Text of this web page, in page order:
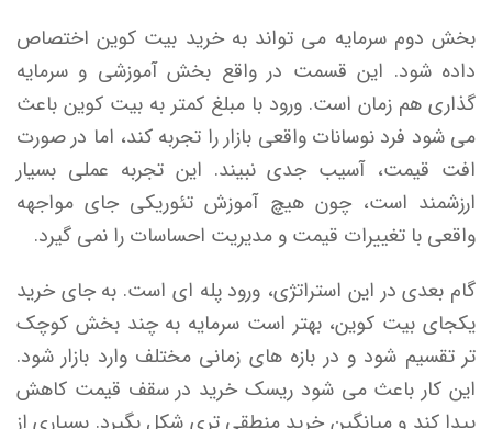
بخش دوم سرمایه می تواند به خرید بیت کوین اختصاص
داده شود. این قسمت در واقع بخش آموزشی و سرمایه
گذاری هم زمان است. ورود با مبلغ کمتر به بیت کوین باعث
می شود فرد نوسانات واقعی بازار را تجربه کند، اما در صورت
افت قیمت، آسیب جدی نبیند. این تجربه عملی بسیار
ارزشمند است، چون هیچ آموزش تئوریکی جای مواجهه
واقعی با تغییرات قیمت و مدیریت احساسات را نمی گیرد.
گام بعدی در این استراتژی، ورود پله ای است. به جای خرید
یکجای بیت کوین، بهتر است سرمایه به چند بخش کوچک
تر تقسیم شود و در بازه های زمانی مختلف وارد بازار شود.
این کار باعث می شود ریسک خرید در سقف قیمت کاهش
پیدا کند و میانگین خرید منطقی تری شکل بگیرد. بسیاری از